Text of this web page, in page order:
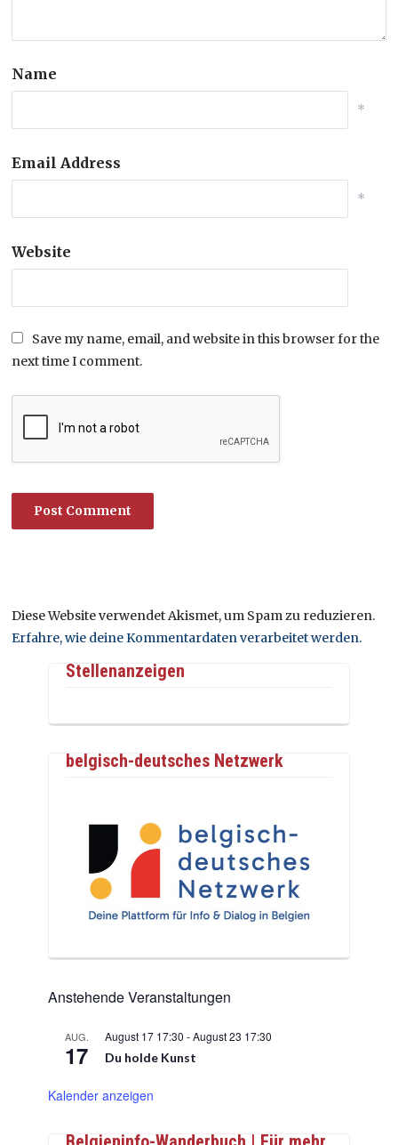
Name
*
Email Address
*
Website
Save my name, email, and website in this browser for the
next time I comment.
Diese Website verwendet Akismet, um Spam zu reduzieren.
Erfahre, wie deine Kommentardaten verarbeitet werden.
Stellenanzeigen
belgisch-deutsches Netzwerk
Anstehende Veranstaltungen
AUG.
17
August 17 17:30 -August 23 17:30
Du holde Kunst
Kalender anzeigen